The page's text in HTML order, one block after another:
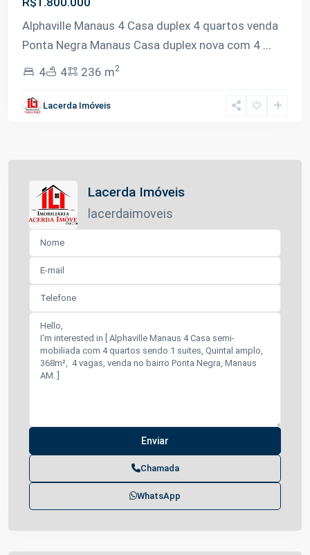
Alphaville Manaus 4 Casa duplex 4 quartos venda
Ponta Negra Manaus Casa duplex nova com 4 ...
4
4 236 m2
Lacerda Imóveis
Lacerda Imóveis
lacerdaimoveis
Chamada
WhatsApp